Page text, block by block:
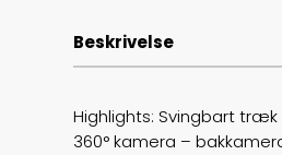
Beskrivelse
Highlights: Svingbart
360° kamera –